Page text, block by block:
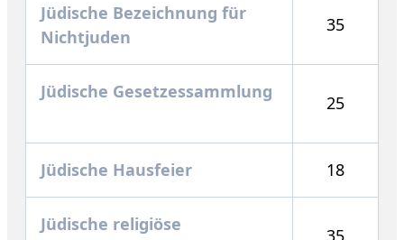
Jüdische Bezeichnung für
Nichtjuden
35
Jüdische Gesetzessammlung
25
Jüdische Hausfeier 18
Jüdische religiöse
35